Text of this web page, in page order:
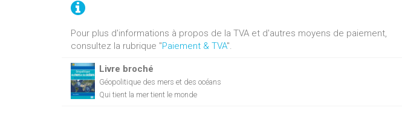
Pour plus d'informations à propos de la TVA et d'autres moyens de paiement,
consultez la rubrique "Paiement & TVA".
Livre broché
Géopolitique des mers et des océans
Qui tient la mer tient le monde